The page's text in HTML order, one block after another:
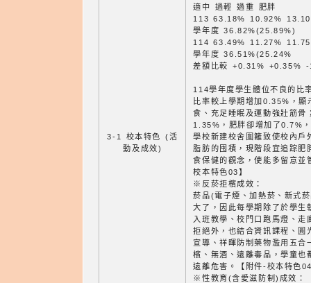
3-1 校本特色 (活
動及成效)
適中 過輕 過重 肥胖
113 63.18% 10.92%
學年度 36.82%(25.89%)
114 63.49% 11.27%
學年度 36.51%(25.24%
差額比較 +0.31% +0.35%
114學年度學生體位不良的比
比率較上學期增加0.35%，顯
食、充足睡眠及運動強壯筋骨
1.35%，肥胖卻增加了0.7%
學校新建校舍圍籬致使校內戶
脂肪的囤積，現階段宜追踪肥
食保健的觀念，使能多留意並
校本特色03】
※反菸拒檳成效：
菸品(電子煙、加熱菸、新式
大了，因此每學期除了於學生
入班教學、校門口跑馬燈、
拒絕外，也結合資訊課程、圓
宣導、祥暉防制藥物濫用五
檳、無酒、遠離毒品，學童也
遠離危害。【附件-校本特色
※性教育(含愛滋防制)成效：